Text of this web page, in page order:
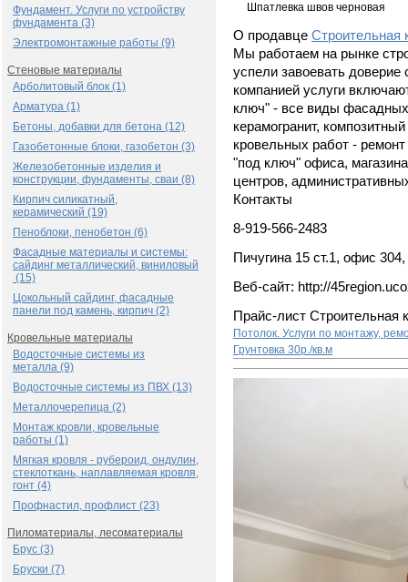
Фундамент. Услуги по устройству
фундамента (3)
Электромонтажные работы (9)
Стеновые материалы
Арболитовый блок (1)
Арматура (1)
Бетоны, добавки для бетона (12)
Газобетонные блоки, газобетон (3)
Железобетонные изделия и
конструкции, фундаменты, сваи (8)
Кирпич силикатный,
керамический (19)
Пеноблоки, пенобетон (6)
Фасадные материалы и системы:
сайдинг металлический, виниловый
(15)
Цокольный сайдинг, фасадные
панели под камень, кирпич (2)
Кровельные материалы
Водосточные системы из
металла (9)
Водосточные системы из ПВХ (13)
Металлочерепица (2)
Монтаж кровли, кровельные
работы (1)
Мягкая кровля - рубероид, ондулин,
стеклоткань, наплавляемая кровля,
гонт (4)
Профнастил, профлист (23)
Пиломатериалы, лесоматериалы
Брус (3)
Бруски (7)
Шпатлевка швов черновая
О продавце
Мы работаем на рынке
успели завоевать
компанией услуги
ключ" - все виды
керамогранит,
кровельных работ -
"под ключ" офиса,
центров,
Контакты
8-919-566-2483
Пичугина 15 ст.1, офис
Веб-сайт: http://
Прайс-лист
Потолок. Услуги по монтажу,
Грунтовка 30р./кв.м